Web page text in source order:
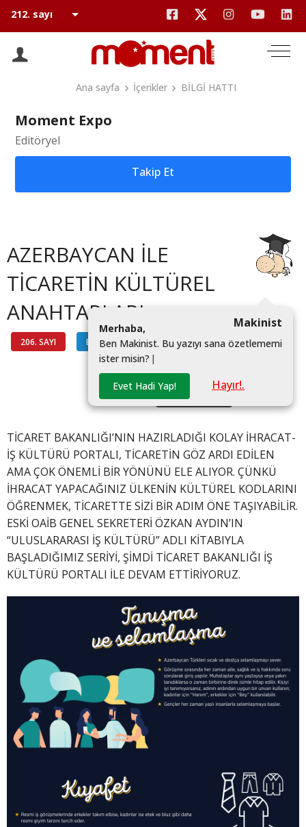
Ana sayfa İçerikler BİLGİ HATTI
Moment Expo
Editöryel
Takip Et
AZERBAYCAN İLE
TİCARETİN KÜLTÜREL
ANAHTARLARI
206. SAYI BİLGİ HATTI #IHRACAT
#AZERBAYCAN
Makinist
Merhaba,
Ben Makinist. Bu yazıyı sana özetlememi
ister misin? |
Evet Hadi Yap! Hayır!.
TİCARET BAKANLIĞI’NIN HAZIRLADIĞI KOLAY İHRACAT-
İŞ KÜLTÜRÜ PORTALI, TİCARETİN GÖZ ARDI EDİLEN
AMA ÇOK ÖNEMLİ BİR YÖNÜNÜ ELE ALIYOR. ÇÜNKÜ
İHRACAT YAPACAĞINIZ ÜLKENİN KÜLTÜREL KODLARINI
ÖĞRENMEK, TİCARETTE SİZİ BİR ADIM ÖNE TAŞIYABİLİR.
ESKİ OAİB GENEL SEKRETERİ ÖZKAN AYDIN’IN
“ULUSLARARASI İŞ KÜLTÜRÜ” ADLI KİTABIYLA
BAŞLADIĞIMIZ SERİYİ, ŞİMDİ TİCARET BAKANLIĞI İŞ
KÜLTÜRÜ PORTALI İLE DEVAM ETTİRİYORUZ.